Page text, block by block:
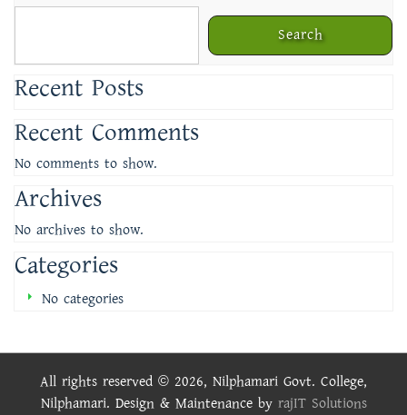
Search
Recent Posts
Recent Comments
No comments to show.
Archives
No archives to show.
Categories
No categories
All rights reserved © 2026, Nilphamari Govt. College,
Nilphamari. Design & Maintenance by rajIT Solutions